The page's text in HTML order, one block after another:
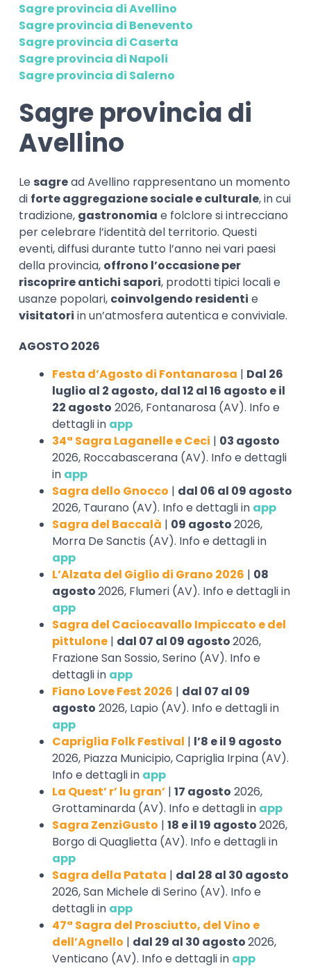
Sagre provincia di Avellino
Sagre provincia di Benevento
Sagre provincia di Caserta
Sagre provincia di Napoli
Sagre provincia di Salerno
Sagre provincia di
Avellino
Le sagread Avellino rappresentano un momento
di forte aggregazione sociale e culturale, in cui
tradizione, gastronomia e folclore si intrecciano
per celebrare l’identità del territorio. Questi
eventi, diffusi durante tutto l’anno nei vari paesi
della provincia, offrono l’occasione per
riscoprire antichi sapori, prodotti tipici locali e
usanze popolari, coinvolgendo residenti e
visitatori in un’atmosfera autentica e conviviale.
AGOSTO 2026
Festa d’Agosto di Fontanarosa | Dal 26
luglio al 2 agosto, dal 12 al 16 agosto e il
22 agosto 2026, Fontanarosa (AV). Info e
dettagli in app
34ª Sagra Laganelle e Ceci | 03 agosto
2026, Roccabascerana (AV). Info e dettagli
in app
Sagra dello Gnocco | dal 06 al 09 agosto
2026, Taurano (AV). Info e dettagli in app
Sagra del Baccalà | 09 agosto2026,
Morra De Sanctis (AV). Info e dettagli in
app
L’Alzata del Giglio di Grano 2026 | 08
agosto2026, Flumeri (AV). Info e dettagli in
app
Sagra del Caciocavallo Impiccato e del
pittulone | dal 07 al 09 agosto2026,
Frazione San Sossio, Serino (AV). Info e
dettagli in app
Fiano Love Fest 2026 | dal 07 al 09
agosto 2026, Lapio (AV). Info e dettagli in
app
Capriglia Folk Festival | l’8 e il 9 agosto
2026, Piazza Municipio, Capriglia Irpina (AV).
Info e dettagli in app
La Quest’ r’ lu gran’ | 17 agosto 2026,
Grottaminarda (AV). Info e dettagli in app
Sagra ZenziGusto | 18 e il 19 agosto2026,
Borgo di Quaglietta (AV). Info e dettagli in
app
Sagra della Patata | dal 28 al 30 agosto
2026, San Michele di Serino (AV). Info e
dettagli in app
47ª Sagra del Prosciutto, del Vino e
dell’Agnello | dal 29 al 30 agosto2026,
Venticano (AV). Info e dettagli in app